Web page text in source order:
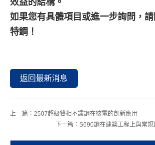
效益的結構。
如果您有具體項目或進一步詢問，
特鋼！
返回最新消息
上一篇： 2507超級雙相不鏽鋼在核電的創新應用
下一篇： S690鋼在建築工程上與常規